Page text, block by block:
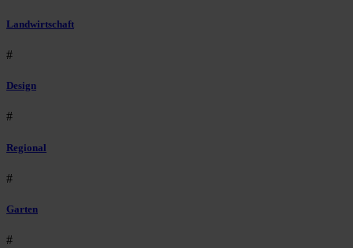
Landwirtschaft
#
Design
#
Regional
#
Garten
#